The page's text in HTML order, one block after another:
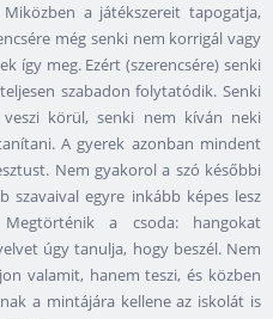
a játékszereit tapogatja,
még senki nem korrigál vagy
így meg. Ezért (szerencsére) senki
szabadon folytatódik. Senki
körül, senki nem kíván neki
A gyerek azonban mindent
Nem gyakorol a szó későbbi
szavaival egyre inkább képes lesz
a csoda: hangokat
úgy tanulja, hogy beszél. Nem
valamit, hanem teszi, és közben
a mintájára kellene az iskolát is